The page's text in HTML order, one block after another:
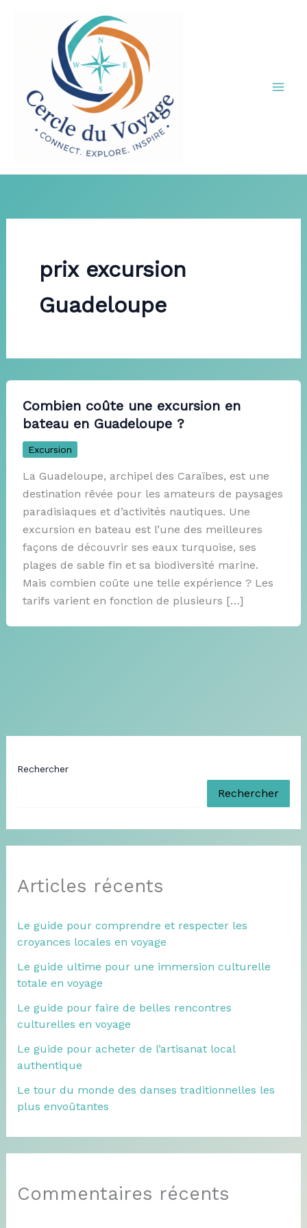
prix excursion
Guadeloupe
Combien coûte une excursion en
bateau en Guadeloupe ?
Excursion
La Guadeloupe, archipel des Caraïbes, est une
destination rêvée pour les amateurs de paysages
paradisiaques et d’activités nautiques. Une
excursion en bateau est l’une des meilleures
façons de découvrir ses eaux turquoise, ses
plages de sable fin et sa biodiversité marine.
Mais combien coûte une telle expérience ? Les
tarifs varient en fonction de plusieurs […]
Rechercher
Rechercher
Articles récents
Le guide pour comprendre et respecter les
croyances locales en voyage
Le guide ultime pour une immersion culturelle
totale en voyage
Le guide pour faire de belles rencontres
culturelles en voyage
Le guide pour acheter de l’artisanat local
authentique
Le tour du monde des danses traditionnelles les
plus envoûtantes
Commentaires récents